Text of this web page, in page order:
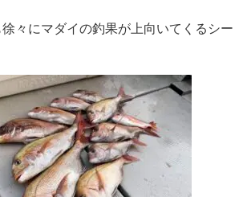
徐々にマダイの釣果が上向いてくるシー